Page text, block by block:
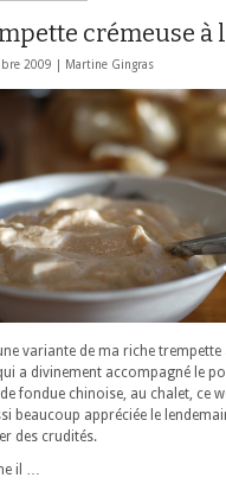
crémeuse à
2009 | Martine Gingras
variante de ma riche trempette
a divinement accompagné le
fondue chinoise, au chalet, ce
beaucoup appréciée le
des crudités.
il …